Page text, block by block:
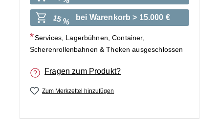
15 % bei Warenkorb > 15.000 €
Services, Lagerbühnen, Container,
Scherenrollenbahnen & Theken ausgeschlossen
Fragen zum Produkt?
Zum Merkzettel hinzufügen